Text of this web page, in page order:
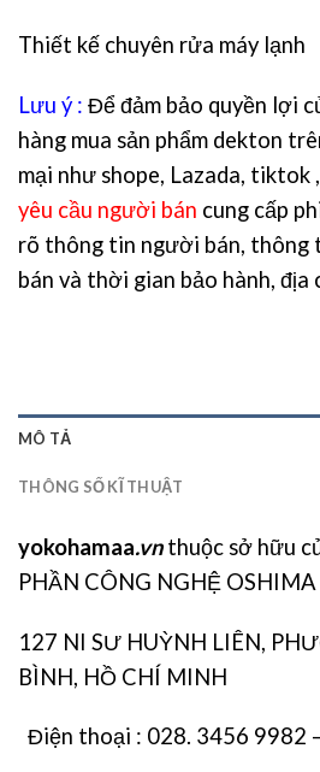
Thiết kế chuyên rửa máy lạnh
Lưu ý : Để đảm bảo quyền lợi
hàng mua sản phẩm dekton
mại như shope, Lazada, tiktok
yêu cầu người bán cung cấp
rõ thông tin người bán, thông
bán và thời gian bảo hành, địa
MÔ TẢ
THÔNG SỐ KĨ THUẬT
yokohamaa.vnthuộc sở hữu
PHẦN CÔNG NGHỆ OSHIMA
127 NI SƯ HUỲNH LIÊN,
BÌNH, HỒ CHÍ MINH
Điện thoại : 028. 3456 9982